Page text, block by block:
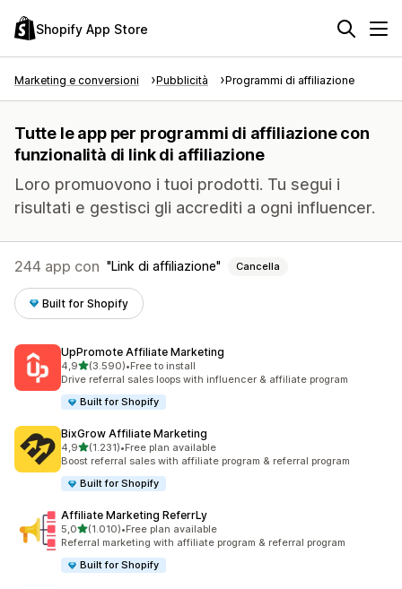
Shopify App Store
Marketing e conversioni Pubblicità Programmi di affiliazione
Tutte le app per programmi di affiliazione con
funzionalità di link di affiliazione
Loro promuovono i tuoi prodotti. Tu segui i
risultati e gestisci gli accrediti a ogni influencer.
244 app con Link di affiliazione Cancella
Built for Shopify
UpPromote Affiliate Marketing
4,9stelle su 5
(3.590)
3590 recensioni totali
•Free to install
Drive referral sales loops with influencer & affiliate program
Built for Shopify
BixGrow Affiliate Marketing
4,9stelle su 5
(1.231)
1231 recensioni totali
•Free plan available
Boost referral sales with affiliate program & referral program
Built for Shopify
Affiliate Marketing ReferrLy
5,0stelle su 5
(1.010)
1010 recensioni totali
•Free plan available
Referral marketing with affiliate program & referral program
Built for Shopify